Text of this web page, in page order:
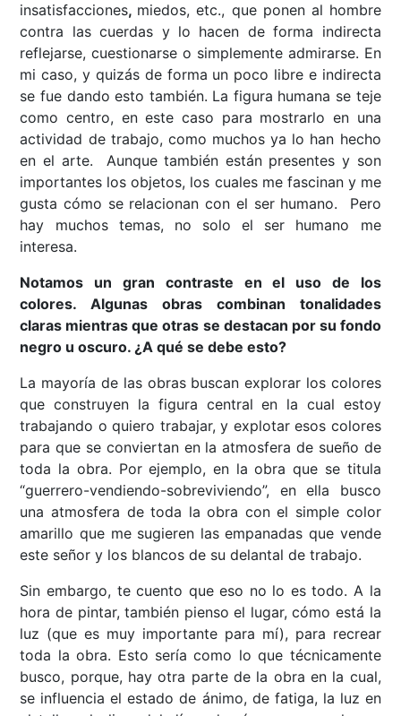
insatisfacciones, miedos, etc., que ponen al hombre
contra las cuerdas y lo hacen de forma indirecta
reflejarse, cuestionarse o simplemente admirarse. En
mi caso, y quizás de forma un poco libre e indirecta
se fue dando esto también. La figura humana se teje
como centro, en este caso para mostrarlo en una
actividad de trabajo, como muchos ya lo han hecho
en el arte. Aunque también están presentes y son
importantes los objetos, los cuales me fascinan y me
gusta cómo se relacionan con el ser humano. Pero
hay muchos temas, no solo el ser humano me
interesa.
Notamos un gran contraste en el uso de los
colores. Algunas obras combinan tonalidades
claras mientras que otras se destacan por su fondo
negro u oscuro. ¿A qué se debe esto?
La mayoría de las obras buscan explorar los colores
que construyen la figura central en la cual estoy
trabajando o quiero trabajar, y explotar esos colores
para que se conviertan en la atmosfera de sueño de
toda la obra. Por ejemplo, en la obra que se titula
“guerrero-vendiendo-sobreviviendo”, en ella busco
una atmosfera de toda la obra con el simple color
amarillo que me sugieren las empanadas que vende
este señor y los blancos de su delantal de trabajo.
Sin embargo, te cuento que eso no lo es todo. A la
hora de pintar, también pienso el lugar, cómo está la
luz (que es muy importante para mí), para recrear
toda la obra. Esto sería como lo que técnicamente
busco, porque, hay otra parte de la obra en la cual,
se influencia el estado de ánimo, de fatiga, la luz en